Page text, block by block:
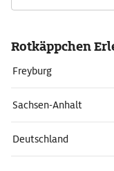
Rotkäppchen
Freyburg
Sachsen-Anhalt
Deutschland